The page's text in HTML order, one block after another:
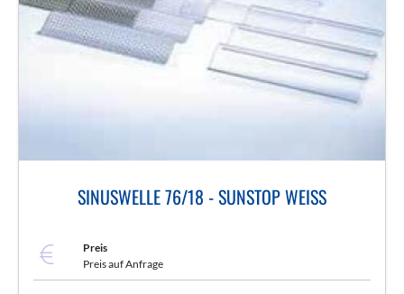
SINUSWELLE 76/18 - SUNSTOP WEISS
Preis
Preis auf Anfrage